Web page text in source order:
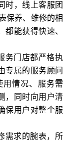
时，线上客服团
保养、维修的相
能获得快速、
务门店都严格执
专属的服务顾问
用情况、服务需
，同时向用户清
保用户对整个服
需求的腕表，所